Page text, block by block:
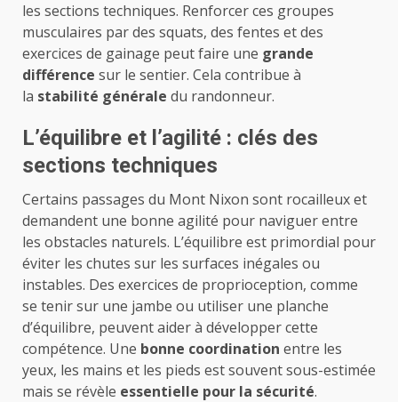
les sections techniques. Renforcer ces groupes
musculaires par des squats, des fentes et des
exercices de gainage peut faire une grande
différence sur le sentier. Cela contribue à
la stabilité générale du randonneur.
L’équilibre et l’agilité : clés des
sections techniques
Certains passages du Mont Nixon sont rocailleux et
demandent une bonne agilité pour naviguer entre
les obstacles naturels. L’équilibre est primordial pour
éviter les chutes sur les surfaces inégales ou
instables. Des exercices de proprioception, comme
se tenir sur une jambe ou utiliser une planche
d’équilibre, peuvent aider à développer cette
compétence. Une bonne coordination entre les
yeux, les mains et les pieds est souvent sous-estimée
mais se révèle essentielle pour la sécurité.